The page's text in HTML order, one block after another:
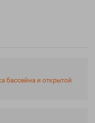
бассейна и открытой